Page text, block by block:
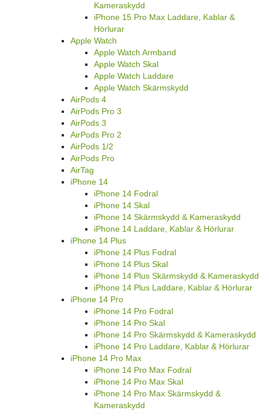
Kameraskydd
iPhone 15 Pro Max Laddare, Kablar &
Hörlurar
Apple Watch
Apple Watch Armband
Apple Watch Skal
Apple Watch Laddare
Apple Watch Skärmskydd
AirPods 4
AirPods Pro 3
AirPods 3
AirPods Pro 2
AirPods 1/2
AirPods Pro
AirTag
iPhone 14
iPhone 14 Fodral
iPhone 14 Skal
iPhone 14 Skärmskydd & Kameraskydd
iPhone 14 Laddare, Kablar & Hörlurar
iPhone 14 Plus
iPhone 14 Plus Fodral
iPhone 14 Plus Skal
iPhone 14 Plus Skärmskydd & Kameraskydd
iPhone 14 Plus Laddare, Kablar & Hörlurar
iPhone 14 Pro
iPhone 14 Pro Fodral
iPhone 14 Pro Skal
iPhone 14 Pro Skärmskydd & Kameraskydd
iPhone 14 Pro Laddare, Kablar & Hörlurar
iPhone 14 Pro Max
iPhone 14 Pro Max Fodral
iPhone 14 Pro Max Skal
iPhone 14 Pro Max Skärmskydd &
Kameraskydd